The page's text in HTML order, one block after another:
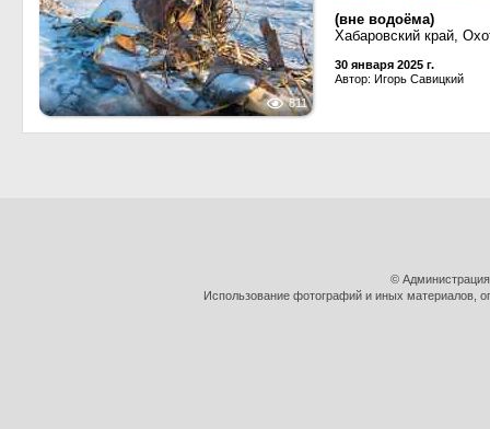
811
(вне водоёма)
Хабаровский край,
30 января 2025 г.
Автор: Игорь Савицкий
©
Использование фотографий и иных материалов,